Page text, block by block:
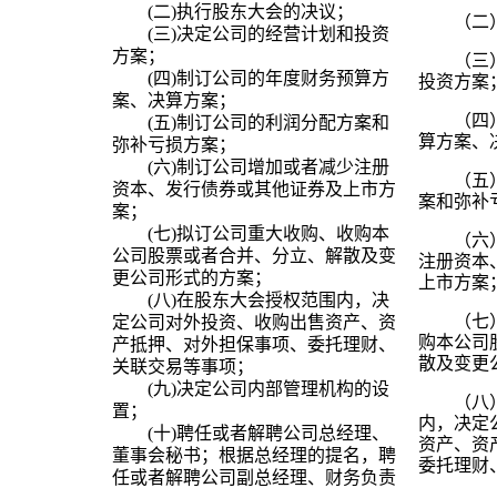
(二)执行股东大会的决议；
(三)决定公司的经营计划和投资
方案；
(四)制订公司的年度财务预算方
案、决算方案；
(五)制订公司的利润分配方案和
弥补亏损方案；
(六)制订公司增加或者减少注册
资本、发行债券或其他证券及上市方
案；
(七)拟订公司重大收购、收购本
公司股票或者合并、分立、解散及变
更公司形式的方案；
(八)在股东大会授权范围内，决
定公司对外投资、收购出售资产、资
产抵押、对外担保事项、委托理财、
关联交易等事项；
(九)决定公司内部管理机构的设
置；
(十)聘任或者解聘公司总经理、
董事会秘书；根据总经理的提名，聘
任或者解聘公司副总经理、财务负责
（
（
投资方案
（
算方案、
（
案和弥补
（
注册资本
上市方案
（
购本公司
散及变更
（
内，决定
资产、资
委托理财